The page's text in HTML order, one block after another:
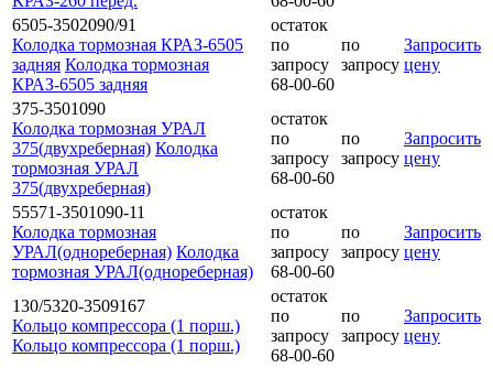
6505-3502090/91
Колодка тормозная КРАЗ-6505
задняя Колодка тормозная
КРАЗ-6505 задняя
остаток
по
запросу
68-00-60
по
запросу
Запросить
цену
375-3501090
Колодка тормозная УРАЛ
375(двухреберная) Колодка
тормозная УРАЛ
375(двухреберная)
остаток
по
запросу
68-00-60
по
запросу
Запросить
цену
55571-3501090-11
Колодка тормозная
УРАЛ(однореберная) Колодка
тормозная УРАЛ(однореберная)
остаток
по
запросу
68-00-60
по
запросу
Запросить
цену
130/5320-3509167
Кольцо компрессора (1 порш.)
Кольцо компрессора (1 порш.)
остаток
по
запросу
68-00-60
по
запросу
Запросить
цену